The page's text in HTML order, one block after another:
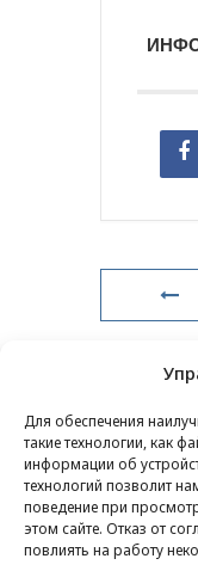
Для обеспечения
такие технологии, как
информации об
технологий позволит
поведение при
этом сайте. Отказ от
повлиять на работу
КОНТАКТЫ–
СТРАНИЦА